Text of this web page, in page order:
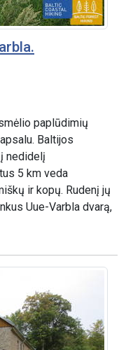
paplūdimių
Baltijos
nedidelį
5 km veda
ir kopų. Rudenį jų
Uue-Varbla dvarą,